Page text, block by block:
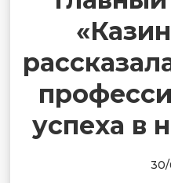
успеха в
30/